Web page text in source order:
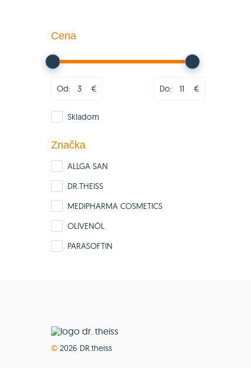
Cena
Od: € Do: €
Skladom
Značka
ALLGA SAN
DR.THEISS
MEDIPHARMA COSMETICS
OLIVENÖL
PARASOFTIN
© 2026 DR.theiss